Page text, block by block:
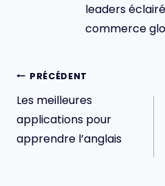
leaders
commerce
Navigation
de
l’article
PRÉCÉDENT
Les meilleures
applications pour
apprendre l’anglais